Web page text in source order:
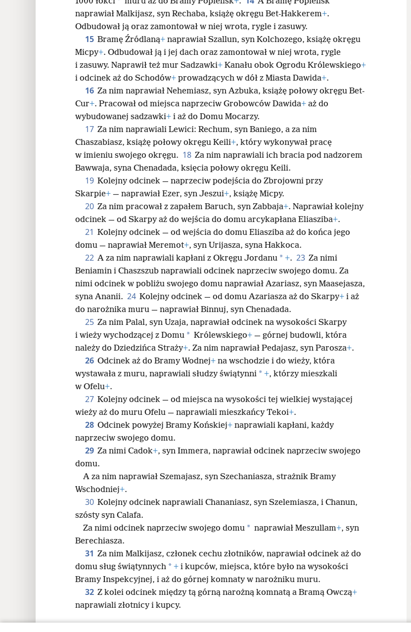
naprawiał Malkijasz, syn Rechaba, książę okręgu Bet-Hakkerem+.
Odbudował ją oraz zamontował w niej wrota, rygle i zasuwy.
15 Bramę Źródlaną+ naprawiał Szallun, syn Kolchozego, książę okręgu
Micpy+. Odbudował ją i jej dach oraz zamontował w niej wrota, rygle
i zasuwy. Naprawił też mur Sadzawki+ Kanału obok Ogrodu Królewskiego+
i odcinek aż do Schodów+ prowadzących w dół z Miasta Dawida+.
16 Za nim naprawiał Nehemiasz, syn Azbuka, książę połowy okręgu Bet-
Cur+. Pracował od miejsca naprzeciw Grobowców Dawida+ aż do
wybudowanej sadzawki+ i aż do Domu Mocarzy.
17 Za nim naprawiali Lewici: Rechum, syn Baniego, a za nim
Chaszabiasz, książę połowy okręgu Keili+, który wykonywał pracę
w imieniu swojego okręgu. 18 Za nim naprawiali ich bracia pod nadzorem
Bawwaja, syna Chenadada, księcia połowy okręgu Keili.
19 Kolejny odcinek — naprzeciw podejścia do Zbrojowni przy
Skarpie+ — naprawiał Ezer, syn Jeszui+, książę Micpy.
20 Za nim pracował z zapałem Baruch, syn Zabbaja+. Naprawiał kolejny
odcinek — od Skarpy aż do wejścia do domu arcykapłana Eliasziba+.
21 Kolejny odcinek — od wejścia do domu Eliasziba aż do końca jego
domu — naprawiał Meremot+, syn Urijasza, syna Hakkoca.
22 A za nim naprawiali kapłani z Okręgu Jordanu * +. 23 Za nimi
Beniamin i Chaszszub naprawiali odcinek naprzeciw swojego domu. Za
nimi odcinek w pobliżu swojego domu naprawiał Azariasz, syn Maasejasza,
syna Ananii. 24 Kolejny odcinek — od domu Azariasza aż do Skarpy+ i aż
do narożnika muru — naprawiał Binnuj, syn Chenadada.
25 Za nim Palal, syn Uzaja, naprawiał odcinek na wysokości Skarpy
i wieży wychodzącej z Domu * Królewskiego+ — górnej budowli, która
należy do Dziedzińca Straży+. Za nim naprawiał Pedajasz, syn Parosza+.
26 Odcinek aż do Bramy Wodnej+ na wschodzie i do wieży, która
wystawała z muru, naprawiali słudzy świątynni * +, którzy mieszkali
w Ofelu+.
27 Kolejny odcinek — od miejsca na wysokości tej wielkiej wystającej
wieży aż do muru Ofelu — naprawiali mieszkańcy Tekoi+.
28 Odcinek powyżej Bramy Końskiej+ naprawiali kapłani, każdy
naprzeciw swojego domu.
29 Za nimi Cadok+, syn Immera, naprawiał odcinek naprzeciw swojego
domu.
A za nim naprawiał Szemajasz, syn Szechaniasza, strażnik Bramy
Wschodniej+.
30 Kolejny odcinek naprawiali Chananiasz, syn Szelemiasza, i Chanun,
szósty syn Calafa.
Za nimi odcinek naprzeciw swojego domu * naprawiał Meszullam+, syn
Berechiasza.
31 Za nim Malkijasz, członek cechu złotników, naprawiał odcinek aż do
domu sług świątynnych * + i kupców, miejsca, które było na wysokości
Bramy Inspekcyjnej, i aż do górnej komnaty w narożniku muru.
32 Z kolei odcinek między tą górną narożną komnatą a Bramą Owczą+
naprawiali złotnicy i kupcy.